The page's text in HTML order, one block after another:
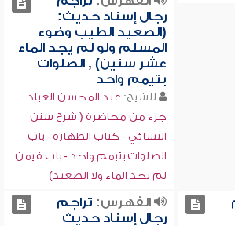
رجال إسناد حديث:
(الصعيد الطيب وضوء
المسلم ولو لم يجد الماء
عشر سنين) , الصلوات
بتيمم واحد
للشيخ: عبد المحسن العباد
جزء من محاضرة ( شرح سنن
النسائي - كتاب الطهارة - باب
الصلوات بتيمم واحد - باب فيمن
لم يجد الماء ولا الصعيد)
الفهرس: تراجم
رجال إسناد حديث